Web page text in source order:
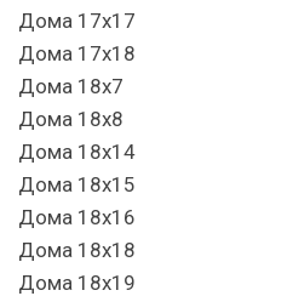
Дома 17х17
Дома 17х18
Дома 18х7
Дома 18х8
Дома 18х14
Дома 18х15
Дома 18х16
Дома 18х18
Дома 18х19